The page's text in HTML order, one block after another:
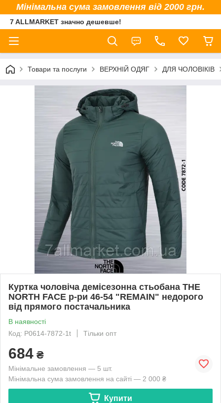
Мінімальна сума замовлення від 2000 грн.
7 ALLMARKET значно дешевше!
Товари та послуги ВЕРХНІЙ ОДЯГ ДЛЯ ЧОЛОВІКІВ
Куртка чоловіча демісезонна стьобана THE
NORTH FACE р-ри 46-54 "REMAIN" недорого
від прямого постачальника
В наявності
Код: P0614-7872-1t
Тільки опт
684 ₴
Мінімальне замовлення — 5 шт.
Мінімальна сума замовлення на сайті — 2 000 ₴
Купити